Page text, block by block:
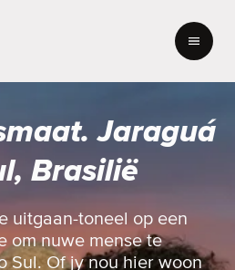
Jaraguá
Brasilië
uitgaan-toneel op een
om nuwe mense te
Sul. Of jy nou hier woon